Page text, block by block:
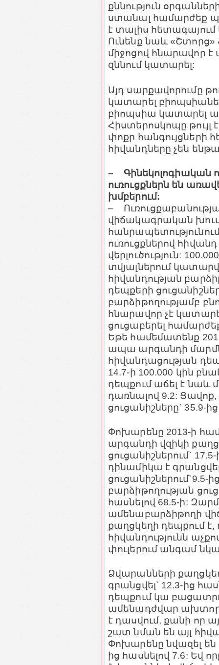
քննություն
ստանալ համարժեք
է տալիս
Ունենք նաև «Շտորց»
միջոցով հնարավոր
զննում կատարել:
Այդ սարքավորումը
կատարել
բիոպսիա կատարել
Հիստերոսկոպը
փոքր հանգույցների
հիվանդները չեն
– Գինեկոլոգիական
ուռուցքներն են
խմբերում:
–
վիճակագրական
ուռուցքներով
վերլուծություն:
տվյալներում
հիվանդության
դեպքերի
բարձիթողությամբ
հնարավոր չէ
ցուցաբերել
Եթե համեմատենք
ապա արգանդի
հիվանդացության
14.7-ի 100.000 կին
դեպքում աճել է նաև
դառնալով 9.2:
ցուցանիշները` 35.9-
Փոխարենը 2013-ի
արգանդի վզիկի
ցուցանիշներում`
դինամիկա է
ցուցանիշներում`9.5-
բարձիթողության
հասնելով 68.5-ի:
ամենաբարձիթողի
քաղցկեղի դեպքում է,
հիվանդությունն
փուլերում անգամ
Ձվարանների
գրանցվել` 12.3-ից
դեպքում կա
ամենադժվար
է դասվում, քանի որ
շատ նման են այլ
Փոխարենը նվազել են
ից հասնելով 7.6: Եվ